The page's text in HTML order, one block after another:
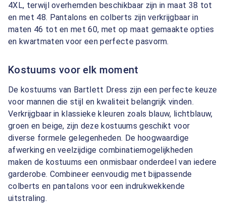
4XL, terwijl overhemden beschikbaar zijn in maat 38 tot
en met 48. Pantalons en colberts zijn verkrijgbaar in
maten 46 tot en met 60, met op maat gemaakte opties
en kwartmaten voor een perfecte pasvorm.
Kostuums voor elk moment
De kostuums van Bartlett Dress zijn een perfecte keuze
voor mannen die stijl en kwaliteit belangrijk vinden.
Verkrijgbaar in klassieke kleuren zoals blauw, lichtblauw,
groen en beige, zijn deze kostuums geschikt voor
diverse formele gelegenheden. De hoogwaardige
afwerking en veelzijdige combinatiemogelijkheden
maken de kostuums een onmisbaar onderdeel van iedere
garderobe. Combineer eenvoudig met bijpassende
colberts en pantalons voor een indrukwekkende
uitstraling.